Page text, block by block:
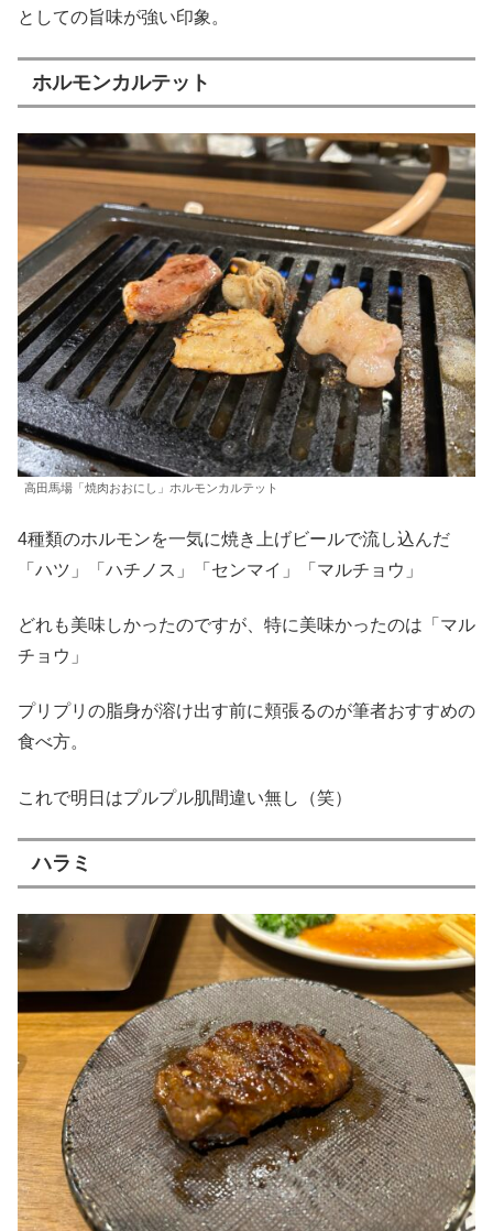
としての旨味が強い印象。
ホルモンカルテット
高田馬場「焼肉おおにし」ホルモンカルテット
4種類のホルモンを一気に焼き上げビールで流し込んだ
「ハツ」「ハチノス」「センマイ」「マルチョウ」
どれも美味しかったのですが、特に美味かったのは「マル
チョウ」
プリプリの脂身が溶け出す前に頬張るのが筆者おすすめの
食べ方。
これで明日はプルプル肌間違い無し（笑）
ハラミ